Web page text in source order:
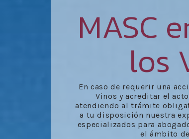
MASC
los
En caso de requerir una
Vinos y acreditar el
atendiendo al trámite
a tu disposición nuestra
especializados para
el ámbito